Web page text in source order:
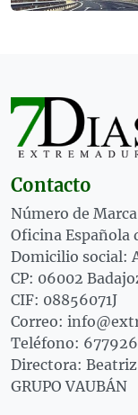
Contacto
Número de
Oficina Española
Domicilio social:
CP: 06002
CIF: 08856071J
Correo:
Teléfono:
Directora: Beatriz
GRUPO VAUBÁN